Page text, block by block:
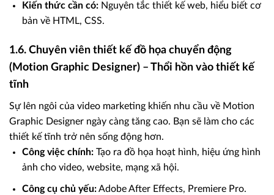
Kiến thức cần có:Nguyên tắc thiết kế web, hiểu biết cơ
bản về HTML, CSS.
1.6. Chuyên viên thiết kế đồ họa chuyển động
(Motion Graphic Designer) – Thổi hồn vào thiết kế
tĩnh
Sự lên ngôi của video marketing khiến nhu cầu về Motion
Graphic Designer ngày càng tăng cao. Bạn sẽ làm cho các
thiết kế tĩnh trở nên sống động hơn.
Công việc chính:Tạo ra đồ họa hoạt hình, hiệu ứng hình
ảnh cho video, website, mạng xã hội.
Công cụ chủ yếu:Adobe After Effects, Premiere Pro.